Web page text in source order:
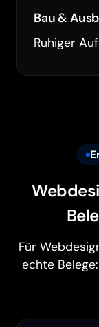
Bau &
Ruhiger
Für
echte